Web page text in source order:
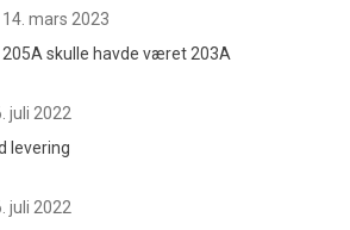
14. mars 2023
skulle havde været 203A
av 5 stjärnor
juli 2022
levering
av 5 stjärnor
juli 2022